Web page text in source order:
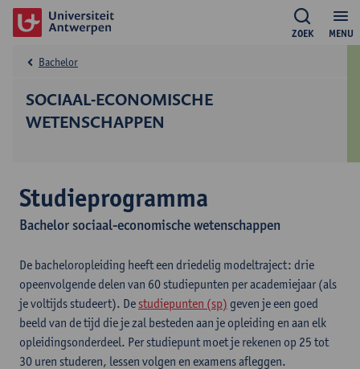
MENU
ZOEK
SOCIAAL-ECONOMISCHE
WETENSCHAPPEN
Bachelor
Studieprogramma
Bachelor sociaal-economische wetenschappen
De bacheloropleiding heeft een driedelig modeltraject: drie
opeenvolgende delen van 60 studiepunten per academiejaar (als
je voltijds studeert). De studiepunten (sp) geven je een goed
beeld van de tijd die je zal besteden aan je opleiding en aan elk
opleidingsonderdeel. Per studiepunt moet je rekenen op 25 tot
30 uren studeren, lessen volgen en examens afleggen.